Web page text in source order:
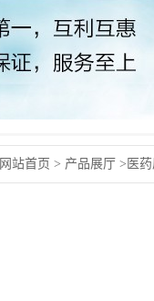
网站首页 > 产品展厅 > 医